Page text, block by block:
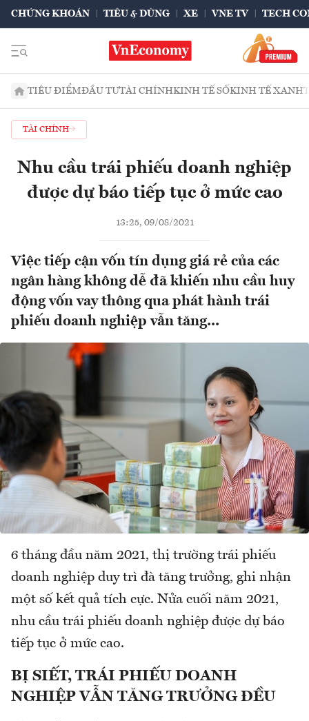
CHỨNG KHOÁN TIÊU & DÙNG XE VNE TV TECH
TIÊU ĐIỂMĐẦU TƯTÀI CHÍNHKINH TẾ SỐKINH TẾ XANH
TÀI CHÍNH
Nhu cầu trái phiếu doanh nghiệp
được dự báo tiếp tục ở mức cao
13:25, 09/08/2021
Việc tiếp cận vốn tín dụng giá rẻ của các
ngân hàng không dễ đã khiến nhu cầu huy
động vốn vay thông qua phát hành trái
phiếu doanh nghiệp vẫn tăng...
6 tháng đầu năm 2021, thị trường trái phiếu
doanh nghiệp duy trì đà tăng trưởng, ghi nhận
một số kết quả tích cực. Nửa cuối năm 2021,
nhu cầu trái phiếu doanh nghiệp được dự báo
tiếp tục ở mức cao.
BỊ SIẾT, TRÁI PHIẾU DOANH
NGHIỆP VẪN TĂNG TRƯỞNG ĐỀU